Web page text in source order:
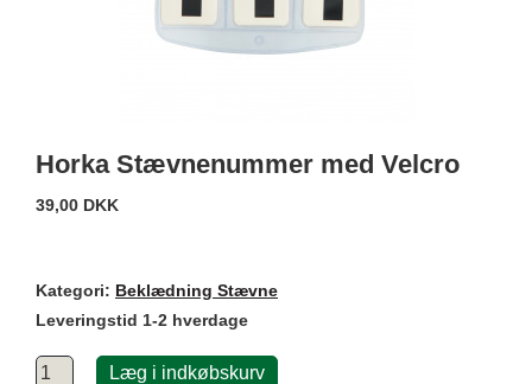
Horka Stævnenummer med Velcro
39,00 DKK
Kategori: Beklædning Stævne
Leveringstid 1-2 hverdage
Læg i indkøbskurv